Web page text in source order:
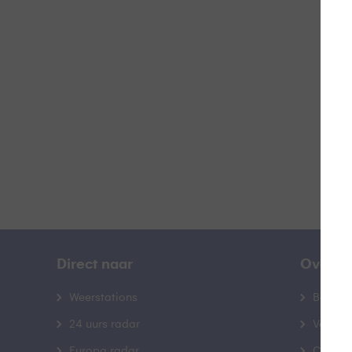
Direct naar
Weerstations
24 uurs radar
Over